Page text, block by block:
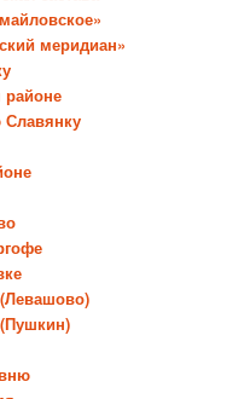
меридиан»
районе
Славянку